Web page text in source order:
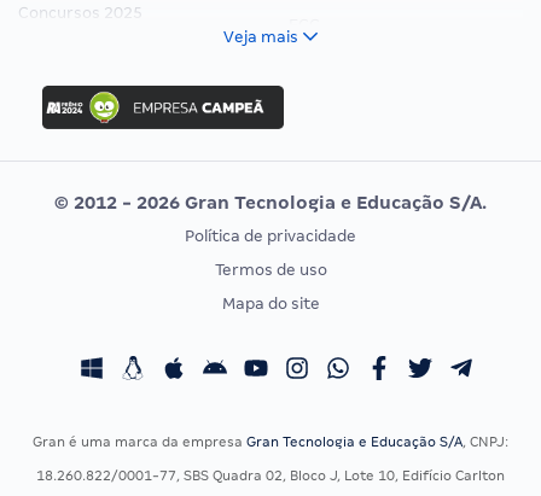
Concursos 2025
Concurso Ibama
Concurso MPU
Editais publicados
Vunesp
CONCURSOS POR PROFISSÃO
Concursos Fiscais
EXAME DE ORDEM
Calendário OAB
Veja mais
© 2012 - 2026 Gran Tecnologia e Educação S/A.
Política de privacidade
Termos de uso
Mapa do site
Gran é uma marca da empresa Gran Tecnologia e Educação S/A, CNPJ:
18.260.822/0001-77, SBS Quadra 02, Bloco J, Lote 10, Edifício Carlton